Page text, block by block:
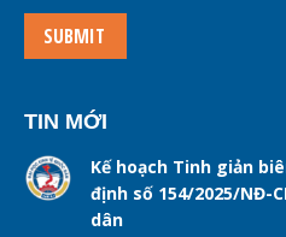
SUBMIT
TIN MỚI
Kế hoạch Tinh giản
định số 154/2025/NĐ-
dân